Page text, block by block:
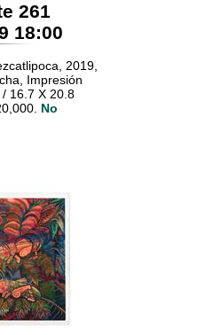
261
18:00
2019,
Impresión
16.7 X 20.8
No